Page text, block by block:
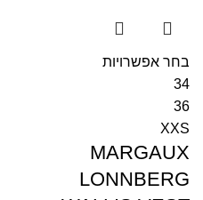
בחר אפשרויות
34
36
XXS
MARGAUX
LONNBERG